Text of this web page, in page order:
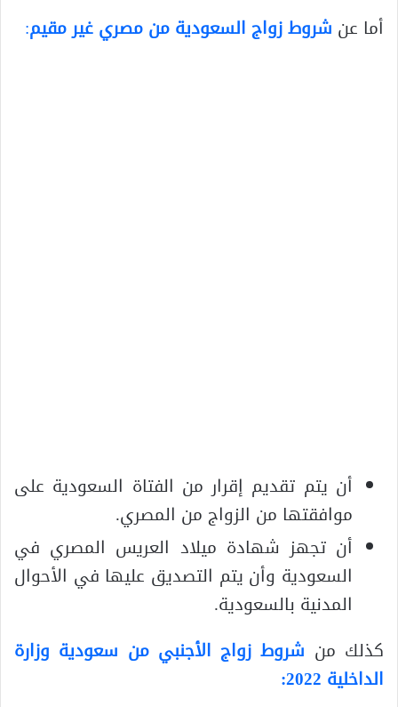
أما عن شروط زواج السعودية من مصري غير مقيم:
أن يتم تقديم إقرار من الفتاة السعودية على
موافقتها من الزواج من المصري.
أن تجهز شهادة ميلاد العريس المصري في
السعودية وأن يتم التصديق عليها في الأحوال
المدنية بالسعودية.
كذلك من شروط زواج الأجنبي من سعودية وزارة
الداخلية 2022: